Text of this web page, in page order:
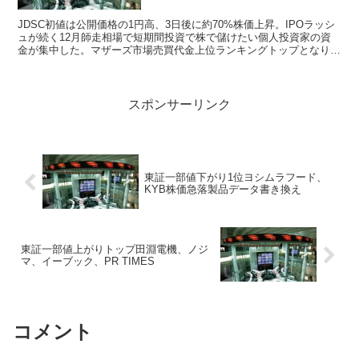
JDSC初値は公開価格の1円高、3日後に約70%株価上昇。IPOラッシ
ュが続く12月師走相場で短期間投資で株で儲けたい個人投資家の資
金が集中した。マザーズ市場売買代金上位ランキングトップとなり
スポンサーリンク
東証一部値下がり1位ヨシムラフード、
KYB株価急落製品データ書き換え
東証一部値上がりトップ田淵電機、ノジ
マ、イーブック、PR TIMES
コメント